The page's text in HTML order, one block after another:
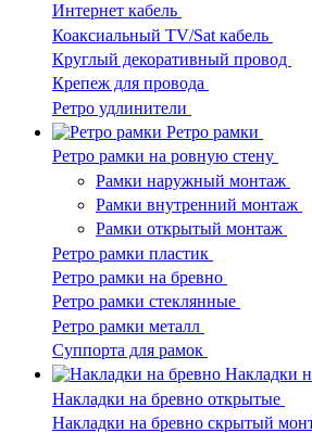
Интернет кабель
Коаксиальный TV/Sat кабель
Круглый декоративный провод
Крепеж для провода
Ретро удлинители
Ретро рамки
Ретро рамки на ровную стену
Рамки наружный монтаж
Рамки внутренний монтаж
Рамки открытый монтаж
Ретро рамки пластик
Ретро рамки на бревно
Ретро рамки стеклянные
Ретро рамки металл
Суппорта для рамок
Накладки
Накладки на бревно открытые
Накладки на бревно скрытый